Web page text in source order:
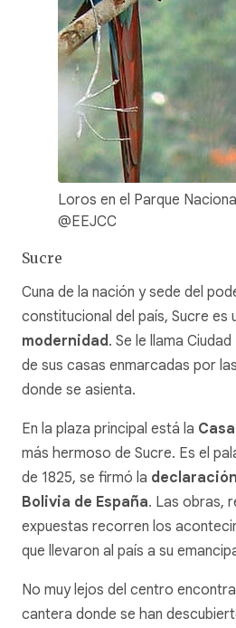
Loros en el Parque
@EEJCC
Sucre
Cuna de la nación y sede del
constitucional del país, Sucre es
modernidad . Se le llama
de sus casas enmarcadas por
donde se asienta.
En la plaza principal está la
más hermoso de Sucre. Es el
de 1825, se firmó la
Bolivia de España. Las obras,
expuestas recorren los
que llevaron al país a su
No muy lejos del centro
cantera donde se han